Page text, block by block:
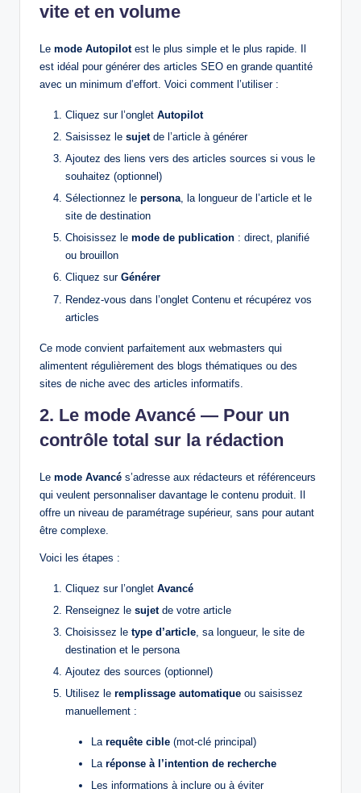
vite et en volume
Le mode Autopilotest le plus simple et le plus rapide. Il
est idéal pour générer des articles SEO en grande quantité
avec un minimum d’effort. Voici comment l’utiliser :
Cliquez sur l’onglet Autopilot
Saisissez le sujetde l’article à générer
Ajoutez des liens vers des articles sources si vous le
souhaitez (optionnel)
Sélectionnez le persona, la longueur de l’article et le
site de destination
Choisissez le mode de publication : direct, planifié
ou brouillon
Cliquez sur Générer
Rendez-vous dans l’onglet Contenu et récupérez vos
articles
Ce mode convient parfaitement aux webmasters qui
alimentent régulièrement des blogs thématiques ou des
sites de niche avec des articles informatifs.
2. Le mode Avancé — Pour un
contrôle total sur la rédaction
Le mode Avancé s’adresse aux rédacteurs et référenceurs
qui veulent personnaliser davantage le contenu produit. Il
offre un niveau de paramétrage supérieur, sans pour autant
être complexe.
Voici les étapes :
Cliquez sur l’onglet Avancé
Renseignez le sujetde votre article
Choisissez le type d’article , sa longueur, le site de
destination et le persona
Ajoutez des sources (optionnel)
Utilisez le remplissage automatique ou saisissez
manuellement :
La requête cible (mot-clé principal)
La réponse à l’intention de recherche
Les informations à inclure ou à éviter